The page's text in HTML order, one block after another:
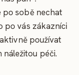
po sobě nechat
po vás zákazníci
používat
náležitou péči.